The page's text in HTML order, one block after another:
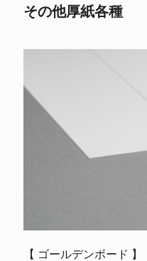
その他厚紙各種
【 ゴールデンボード 】